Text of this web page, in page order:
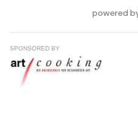
SPONSORED BY